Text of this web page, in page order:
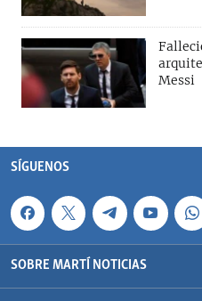
Messi
SÍGUENOS
SOBRE MARTÍ NOTICIAS